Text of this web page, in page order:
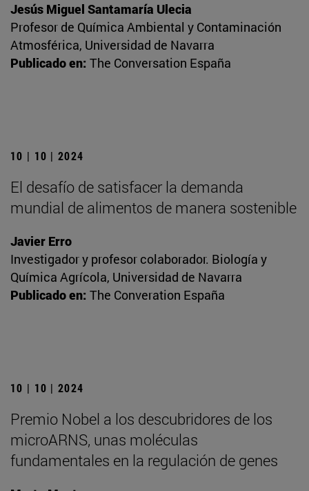
Jesús Miguel Santamaría Ulecia
Profesor de Química Ambiental y Contaminación
Atmosférica, Universidad de Navarra
Publicado en: The Conversation España
10 | 10 | 2024
El desafío de satisfacer la demanda
mundial de alimentos de manera sostenible
Javier Erro
Investigador y profesor colaborador. Biología y
Química Agrícola, Universidad de Navarra
Publicado en: The Converation España
10 | 10 | 2024
Premio Nobel a los descubridores de los
microARNS, unas moléculas
fundamentales en la regulación de genes